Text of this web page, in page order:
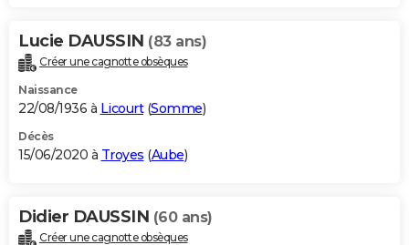
Lucie DAUSSIN (83 ans)
Créer une cagnotte obsèques
Naissance
22/08/1936 à Licourt(Somme)
Décès
15/06/2020 à Troyes (Aube)
Didier DAUSSIN (60 ans)
Créer une cagnotte obsèques